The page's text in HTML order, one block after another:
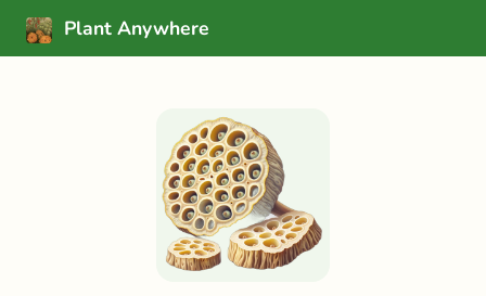
Plant Anywhere